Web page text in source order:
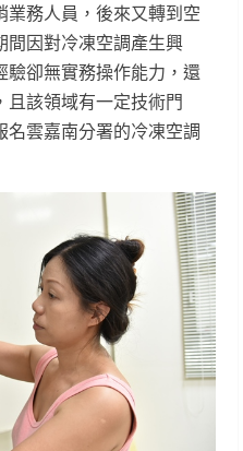
務人員，後來又轉到空
間因對冷凍空調產生興
卻無實務操作能力，還
且該領域有一定技術門
雲嘉南分署的冷凍空調